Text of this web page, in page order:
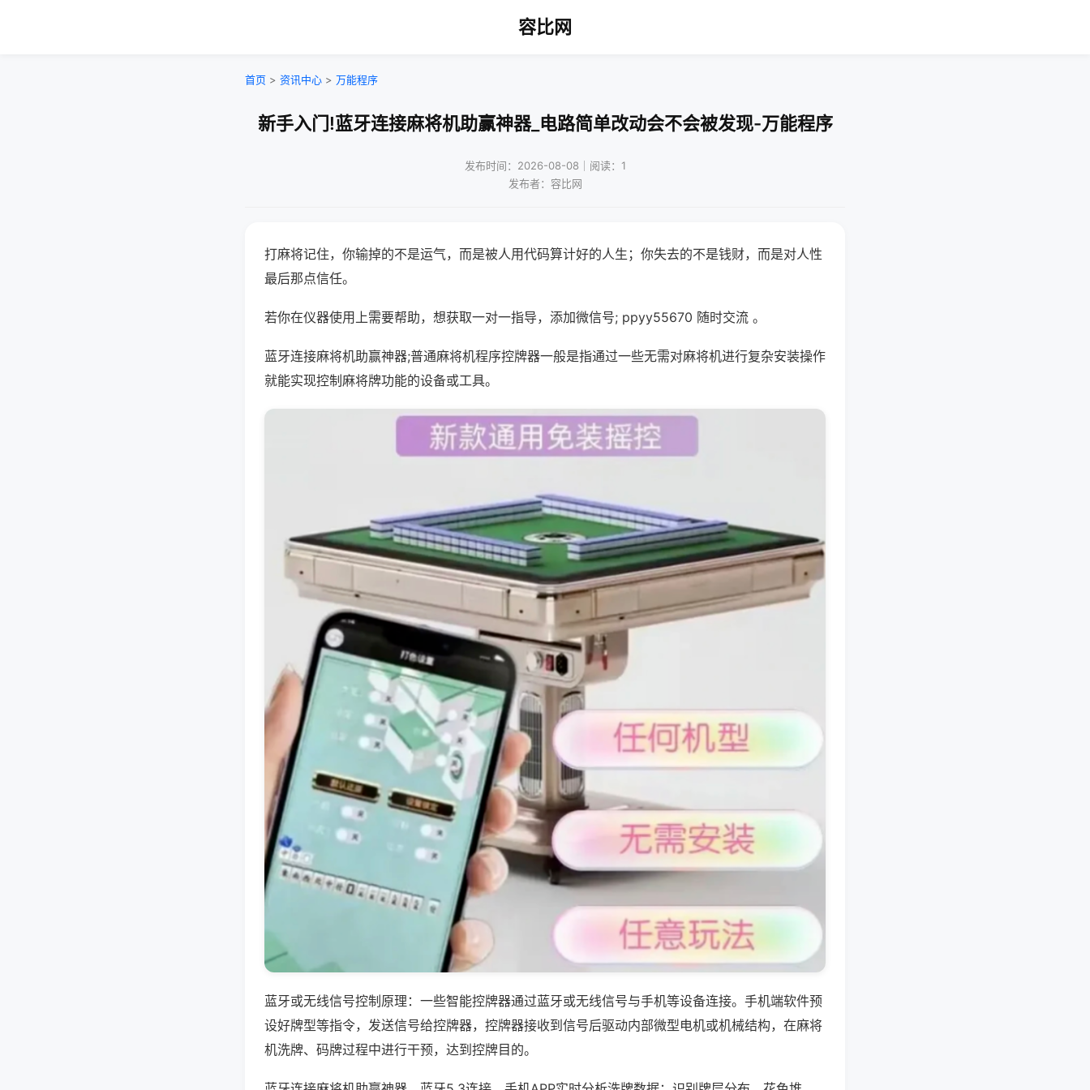
容比网
首页 > 资讯中心 > 万能程序
新手入门!蓝牙连接麻将机助赢神器_电路简单改动会不会被发现-万能程序
发布时间：2026-08-08｜阅读：1
发布者：容比网
打麻将记住，你输掉的不是运气，而是被人用代码算计好的人生；你失去的不是钱财，而是对人性
最后那点信任。
若你在仪器使用上需要帮助，想获取一对一指导，添加微信号; ppyy55670 随时交流 。
蓝牙连接麻将机助赢神器;普通麻将机程序控牌器一般是指通过一些无需对麻将机进行复杂安装操作
就能实现控制麻将牌功能的设备或工具。
蓝牙或无线信号控制原理：一些智能控牌器通过蓝牙或无线信号与手机等设备连接。手机端软件预
设好牌型等指令，发送信号给控牌器，控牌器接收到信号后驱动内部微型电机或机械结构，在麻将
机洗牌、码牌过程中进行干预，达到控牌目的。